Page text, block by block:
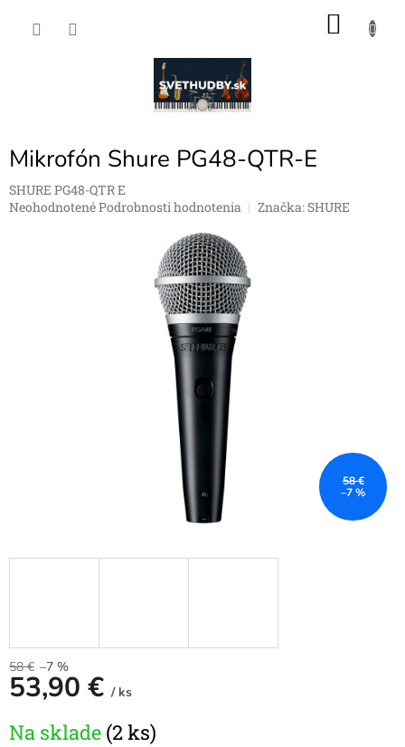
Mikrofón Shure PG48-QTR-E
SHURE PG48-QTR E
Priemerné
NeohodnotenéPodrobnosti hodnotenia Značka:SHURE
58 €
–7 %
58 € –7 %
53,90 € / ks
cena:
Na sklade (2 ks)